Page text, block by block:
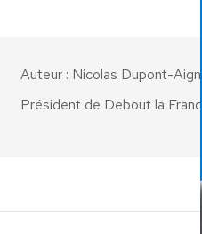
Auteur : Nicolas Dupont-
Président de Debout la France